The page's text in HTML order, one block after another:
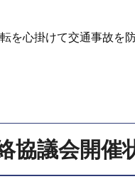
を心掛けて交通事故を
協議会開催